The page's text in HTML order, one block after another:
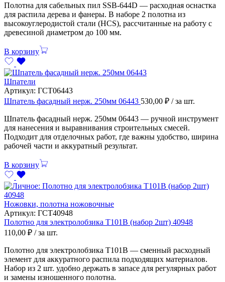
Полотна для сабельных пил SSB-644D — расходная оснастка
для распила дерева и фанеры. В наборе 2 полотна из
высокоуглеродистой стали (HCS), рассчитанные на работу с
древесиной диаметром до 100 мм.
В корзину
Шпатели
Артикул: ГСТ06443
Шпатель фасадный нерж. 250мм 06443 530,00 ₽ / за шт.
Шпатель фасадный нерж. 250мм 06443 — ручной инструмент
для нанесения и выравнивания строительных смесей.
Подходит для отделочных работ, где важны удобство, ширина
рабочей части и аккуратный результат.
В корзину
Ножовки, полотна ножовочные
Артикул: ГСТ40948
Полотно для электролобзика Т101В (набор 2шт) 40948
110,00 ₽ / за шт.
Полотно для электролобзика Т101В — сменный расходный
элемент для аккуратного распила подходящих материалов.
Набор из 2 шт. удобно держать в запасе для регулярных работ
и замены изношенного полотна.